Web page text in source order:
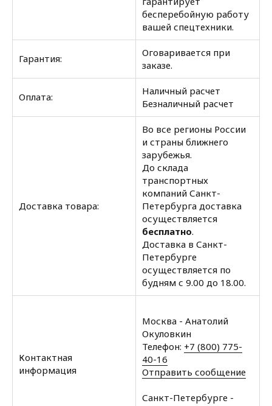
бесперебойную работу
вашей спецтехники.
Гарантия:
Оговаривается при
заказе.
Оплата:
Наличный расчет
Безналичный расчет
Доставка товара:
Во все регионы России
и страны ближнего
зарубежья.
До склада
транспортных
компаний Санкт-
Петербурга доставка
осуществляется
бесплатно.
Доставка в Санкт-
Петербурге
осуществляется по
будням с 9.00 до 18.00.
Контактная
информация
Москва - Анатолий
Окуловкин
Телефон: +7 (800) 775-
40-16
Отправить сообщение
Санкт-Петербурге -